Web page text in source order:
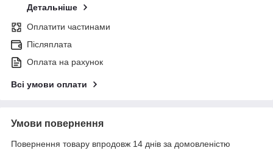
Детальніше
Оплатити частинами
Післяплата
Оплата на рахунок
Всі умови оплати
Умови повернення
Повернення товару впродовж 14 днів за домовленістю